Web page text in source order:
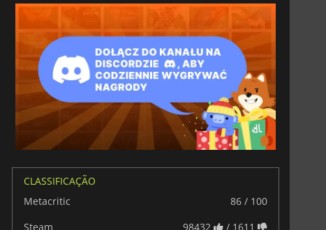
CLASSIFICAÇÃO
Metacritic
86 / 100
Steam
98432
/ 1611